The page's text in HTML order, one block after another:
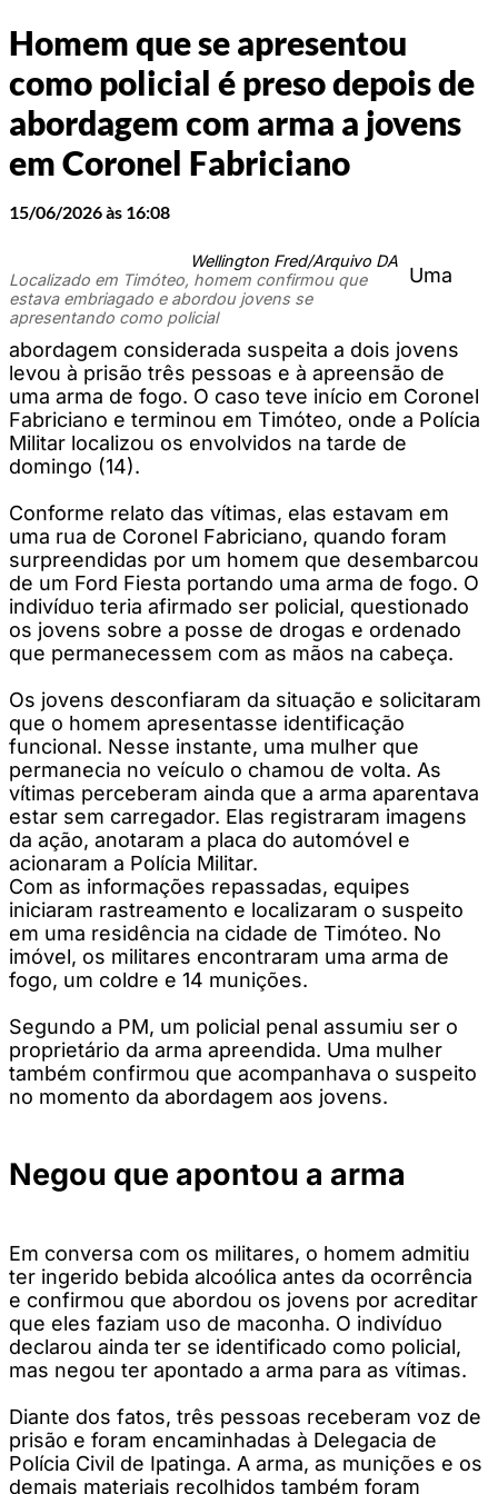
Homem que se apresentou
como policial é preso depois de
abordagem com arma a jovens
em Coronel Fabriciano
15/06/2026 às 16:08
Wellington Fred/Arquivo DA
Localizado em Timóteo, homem confirmou que
estava embriagado e abordou jovens se
apresentando como policial
Uma
abordagem considerada suspeita a dois jovens
levou à prisão três pessoas e à apreensão de
uma arma de fogo. O caso teve início em Coronel
Fabriciano e terminou em Timóteo, onde a Polícia
Militar localizou os envolvidos na tarde de
domingo (14).
Conforme relato das vítimas, elas estavam em
uma rua de Coronel Fabriciano, quando foram
surpreendidas por um homem que desembarcou
de um Ford Fiesta portando uma arma de fogo. O
indivíduo teria afirmado ser policial, questionado
os jovens sobre a posse de drogas e ordenado
que permanecessem com as mãos na cabeça.
Os jovens desconfiaram da situação e solicitaram
que o homem apresentasse identificação
funcional. Nesse instante, uma mulher que
permanecia no veículo o chamou de volta. As
vítimas perceberam ainda que a arma aparentava
estar sem carregador. Elas registraram imagens
da ação, anotaram a placa do automóvel e
acionaram a Polícia Militar.
Com as informações repassadas, equipes
iniciaram rastreamento e localizaram o suspeito
em uma residência na cidade de Timóteo. No
imóvel, os militares encontraram uma arma de
fogo, um coldre e 14 munições.
Segundo a PM, um policial penal assumiu ser o
proprietário da arma apreendida. Uma mulher
também confirmou que acompanhava o suspeito
no momento da abordagem aos jovens.
Negou que apontou a arma
Em conversa com os militares, o homem admitiu
ter ingerido bebida alcoólica antes da ocorrência
e confirmou que abordou os jovens por acreditar
que eles faziam uso de maconha. O indivíduo
declarou ainda ter se identificado como policial,
mas negou ter apontado a arma para as vítimas.
Diante dos fatos, três pessoas receberam voz de
prisão e foram encaminhadas à Delegacia de
Polícia Civil de Ipatinga. A arma, as munições e os
demais materiais recolhidos também foram